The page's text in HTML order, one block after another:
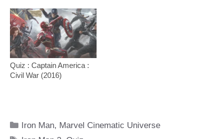
Quiz : Captain America :
Civil War (2016)
Catégories
Iron Man, Marvel Cinematic Universe